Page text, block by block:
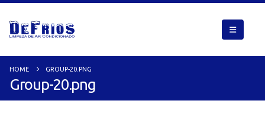
HOME GROUP-20.PNG
Group-20.png